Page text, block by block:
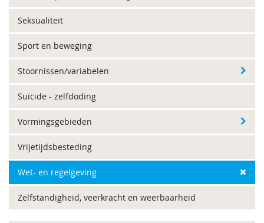
Seksualiteit
Sport en beweging
Stoornissen/variabelen
Suïcide - zelfdoding
Vormingsgebieden
Vrijetijdsbesteding
Wet- en regelgeving
Zelfstandigheid, veerkracht en weerbaarheid